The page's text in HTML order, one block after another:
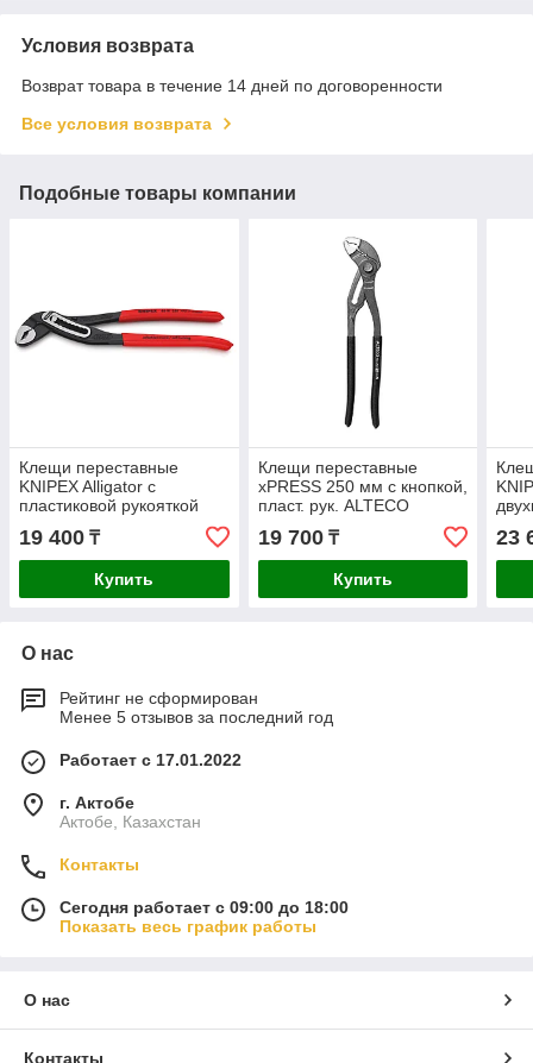
Условия возврата
Возврат товара в течение 14 дней по договоренности
Все условия возврата
Подобные товары компании
Клещи переставные
KNIPEX Alligator с
пластиковой рукояткой
250мм 8801250
19 400 ₸
Купить
Клещи переставные
xPRESS 250 мм с кнопкой,
пласт. рук. ALTECO
Industrial 0705-1K-250-X
19 700₸
Купить
23
О нас
Рейтинг не сформирован
Менее 5 отзывов за последний год
Работает с 17.01.2022
г. Актобе
Актобе, Казахстан
Контакты
Сегодня работает с 09:00 до 18:00
Показать весь график работы
О нас
Контакты